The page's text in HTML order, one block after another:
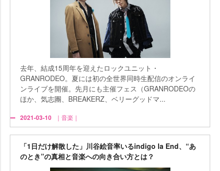
去年、結成15周年を迎えたロックユニット・
GRANRODEO。夏には初の全世界同時生配信のオンライ
ンライブを開催。先月にも主催フェス（GRANRODEOの
ほか、気志團、BREAKERZ、ベリーグッドマ...
2021-03-10 ｜音楽｜
「1日だけ解散した」川谷絵音率いるindigo la End、“あ
のとき”の真相と音楽への向き合い方とは？